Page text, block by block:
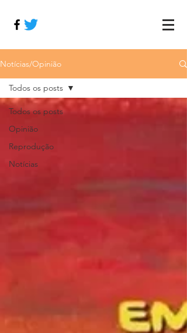
Notícias/Opinião
Todos os posts
Opinião
Reprodução
Notícias
Todos os posts